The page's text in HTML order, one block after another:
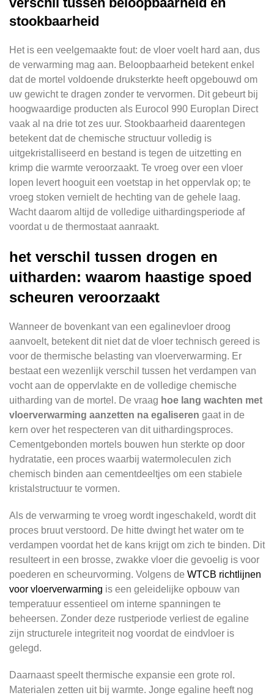
stookbaarheid
Het is een veelgemaakte fout: de vloer voelt hard aan, dus
de verwarming mag aan. Beloopbaarheid betekent enkel
dat de mortel voldoende druksterkte heeft opgebouwd om
uw gewicht te dragen zonder te vervormen. Dit gebeurt bij
hoogwaardige producten als Eurocol 990 Europlan Direct
vaak al na drie tot zes uur. Stookbaarheid daarentegen
betekent dat de chemische structuur volledig is
uitgekristalliseerd en bestand is tegen de uitzetting en
krimp die warmte veroorzaakt. Te vroeg over een vloer
lopen levert hooguit een voetstap in het oppervlak op; te
vroeg stoken vernielt de hechting van de gehele laag.
Wacht daarom altijd de volledige uithardingsperiode af
voordat u de thermostaat aanraakt.
het verschil tussen drogen en
uitharden: waarom haastige spoed
scheuren veroorzaakt
Wanneer de bovenkant van een egalinevloer droog
aanvoelt, betekent dit niet dat de vloer technisch gereed is
voor de thermische belasting van vloerverwarming. Er
bestaat een wezenlijk verschil tussen het verdampen van
vocht aan de oppervlakte en de volledige chemische
uitharding van de mortel. De vraag hoe lang wachten met
vloerverwarming aanzetten na egaliseren gaat in de
kern over het respecteren van dit uithardingsproces.
Cementgebonden mortels bouwen hun sterkte op door
hydratatie, een proces waarbij watermoleculen zich
chemisch binden aan cementdeeltjes om een stabiele
kristalstructuur te vormen.
Als de verwarming te vroeg wordt ingeschakeld, wordt dit
proces bruut verstoord. De hitte dwingt het water om te
verdampen voordat het de kans krijgt om zich te binden. Dit
resulteert in een brosse, zwakke vloer die gevoelig is voor
poederen en scheurvorming. Volgens de WTCB richtlijnen
voor vloerverwarming is een geleidelijke opbouw van
temperatuur essentieel om interne spanningen te
beheersen. Zonder deze rustperiode verliest de egaline
zijn structurele integriteit nog voordat de eindvloer is
gelegd.
Daarnaast speelt thermische expansie een grote rol.
Materialen zetten uit bij warmte. Jonge egaline heeft nog